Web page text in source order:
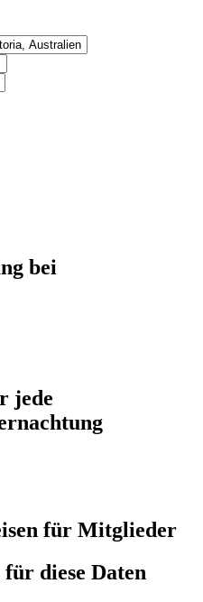
bei
jede
für Mitglieder
diese Daten